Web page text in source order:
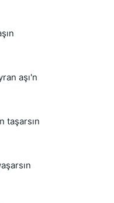
aşı'n
taşarsın